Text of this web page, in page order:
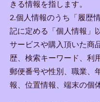
きる情報を指します。
2.個人情報のうち「履歴
記に定める「個人情報」
サービスや購入頂いた商
歴、検索キーワード、利
郵便番号や性別、職業、
報、位置情報、端末の個